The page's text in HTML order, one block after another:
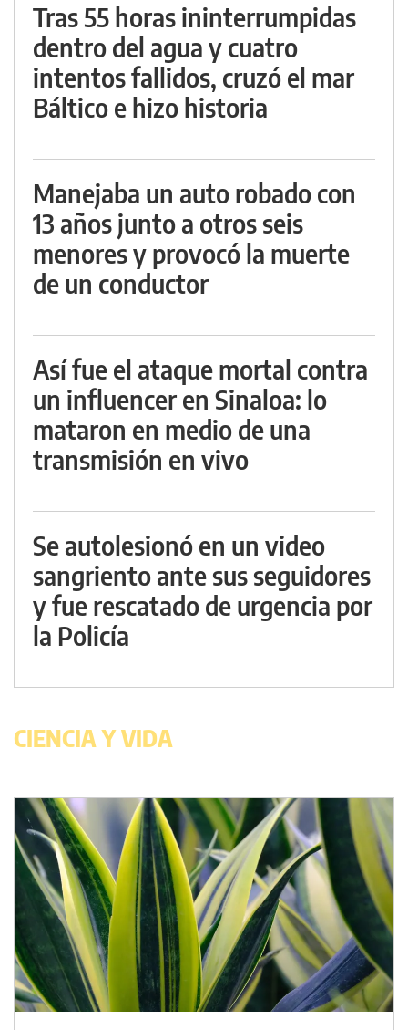
Tras 55 horas ininterrumpidas
dentro del agua y cuatro
intentos fallidos, cruzó el mar
Báltico e hizo historia
Manejaba un auto robado con
13 años junto a otros seis
menores y provocó la muerte
de un conductor
Así fue el ataque mortal contra
un influencer en Sinaloa: lo
mataron en medio de una
transmisión en vivo
Se autolesionó en un video
sangriento ante sus seguidores
y fue rescatado de urgencia por
la Policía
CIENCIA Y VIDA